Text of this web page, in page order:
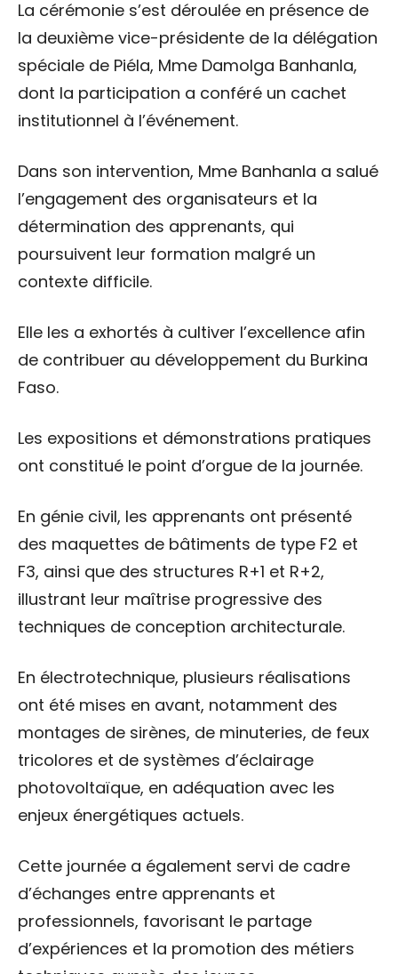
La cérémonie s’est déroulée en présence de
la deuxième vice-présidente de la délégation
spéciale de Piéla, Mme Damolga Banhanla,
dont la participation a conféré un cachet
institutionnel à l’événement.
Dans son intervention, Mme Banhanla a salué
l’engagement des organisateurs et la
détermination des apprenants, qui
poursuivent leur formation malgré un
contexte difficile.
Elle les a exhortés à cultiver l’excellence afin
de contribuer au développement du Burkina
Faso.
Les expositions et démonstrations pratiques
ont constitué le point d’orgue de la journée.
En génie civil, les apprenants ont présenté
des maquettes de bâtiments de type F2 et
F3, ainsi que des structures R+1 et R+2,
illustrant leur maîtrise progressive des
techniques de conception architecturale.
En électrotechnique, plusieurs réalisations
ont été mises en avant, notamment des
montages de sirènes, de minuteries, de feux
tricolores et de systèmes d’éclairage
photovoltaïque, en adéquation avec les
enjeux énergétiques actuels.
Cette journée a également servi de cadre
d’échanges entre apprenants et
professionnels, favorisant le partage
d’expériences et la promotion des métiers